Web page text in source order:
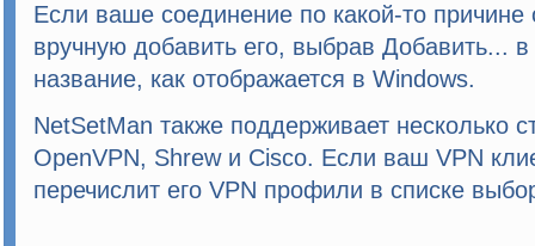
Если ваше соединение по какой-то причине
вручную добавить его, выбрав Добавить... в
название, как отображается в Windows.
NetSetMan также поддерживает несколько
OpenVPN, Shrew и Cisco. Если ваш VPN
перечислит его VPN профили в списке